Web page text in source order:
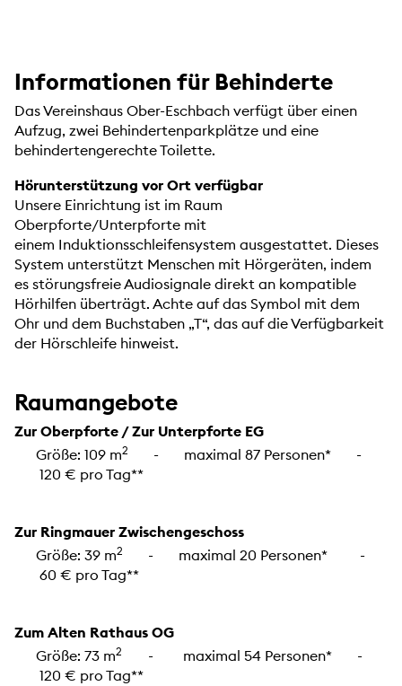
Informationen für Behinderte
Das Vereinshaus Ober-Eschbach verfügt über einen
Aufzug, zwei Behindertenparkplätze und eine
behindertengerechte Toilette.
Hörunterstützung vor Ort verfügbar
Unsere Einrichtung ist im Raum
Oberpforte/Unterpforte mit
einem Induktionsschleifensystem ausgestattet. Dieses
System unterstützt Menschen mit Hörgeräten, indem
es störungsfreie Audiosignale direkt an kompatible
Hörhilfen überträgt. Achte auf das Symbol mit dem
Ohr und dem Buchstaben „T“, das auf die Verfügbarkeit
der Hörschleife hinweist.
Raumangebote
Zur Oberpforte / Zur Unterpforte EG
Größe: 109 m2
- maximal 87 Personen* -
120 € pro Tag**
Zur Ringmauer Zwischengeschoss
Größe: 39 m2
- maximal 20 Personen* -
60 € pro Tag**
Zum Alten Rathaus OG
Größe: 73 m2 -
maximal 54 Personen* -
120 € pro Tag**